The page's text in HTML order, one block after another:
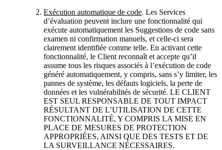
Exécution automatique de code. Les Services
d’évaluation peuvent inclure une fonctionnalité qui
exécute automatiquement les Suggestions de code sans
examen ni confirmation manuels, et celle-ci sera
clairement identifiée comme telle. En activant cette
fonctionnalité, le Client reconnaît et accepte qu’il
assume tous les risques associés à l’exécution de code
généré automatiquement, y compris, sans s’y limiter, les
pannes de système, les défauts logiciels, la perte de
données et les vulnérabilités de sécurité. LE CLIENT
EST SEUL RESPONSABLE DE TOUT IMPACT
RÉSULTANT DE L’UTILISATION DE CETTE
FONCTIONNALITÉ, Y COMPRIS LA MISE EN
PLACE DE MESURES DE PROTECTION
APPROPRIÉES, AINSI QUE DES TESTS ET DE
LA SURVEILLANCE NÉCESSAIRES.